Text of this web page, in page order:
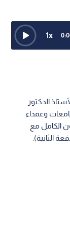
1x
الدكتور
وعمداء
الكامل مع
الثانية).